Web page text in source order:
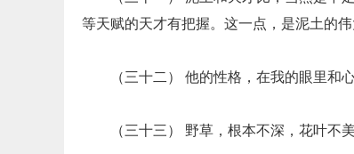
等天赋的天才有把握。这一点，是泥土的
（三十二） 他的性格，在我的眼里和
（三十三） 野草，根本不深，花叶不